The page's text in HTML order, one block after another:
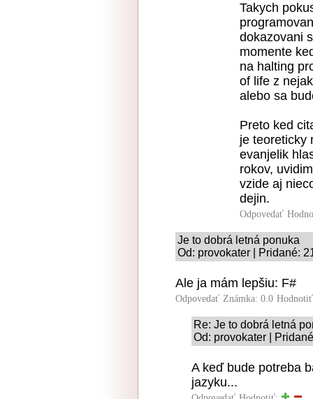
Takych
dokazovani
momente
na halting
of life z
alebo sa
Preto ked
je teoreticky
evanjelik
rokov,
vzide aj
dejin.
Odpovedať
Je to dobrá letná ponuka
Od: provokater | Pridané:
Ale ja mám lepšiu: F#
Odpovedať Známka: 0.0
Re: Je to dobrá letná
Od: provokater |
A keď bude potreba
jazyku...